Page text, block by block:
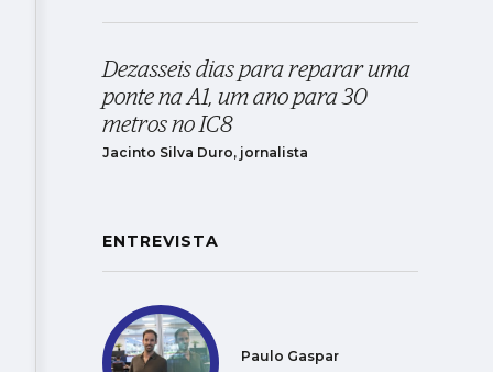
Dezasseis dias para reparar uma
ponte na A1, um ano para 30
metros no IC8
Jacinto Silva Duro, jornalista
ENTREVISTA
Paulo Gaspar